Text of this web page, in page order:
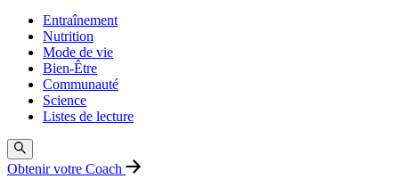
Entraînement
Nutrition
Mode de vie
Bien-Être
Communauté
Science
Listes de lecture
Obtenir votre Coach